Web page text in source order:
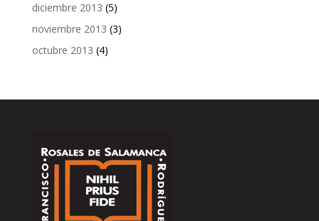
diciembre 2013 (5)
noviembre 2013 (3)
octubre 2013 (4)